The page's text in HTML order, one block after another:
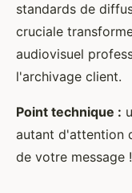
standards de
cruciale
audiovisuel
l'archivage client.
Point technique :
autant d'attention
de votre message !